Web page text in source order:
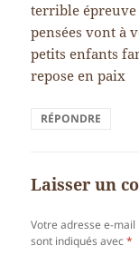
terrible épreuve
pensées vont à
petits enfants
repose en paix
RÉPONDRE
Laisser un
Votre adresse e-
sont indiqués avec*